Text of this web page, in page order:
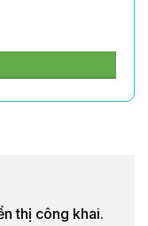
thị công khai.